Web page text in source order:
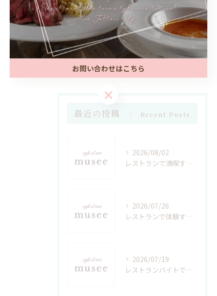
取市倉吉市のご当地グルメ徹底ガイド
2026/05/31
2 3 4
最近の投稿 Recent Posts
2026/08/02
レストランで満喫するデザートビュッフェ最新トレンドと選び方のポイント
2026/07/26
レストランで体験する孤高の味鳥取県鳥取市西伯郡南部町の魅力と田舎の味わい方
2026/07/19
レストランバイトで磨く接客スキルと職場選びの新常識
お問い合わせはこちら
お問い合わせはこちら